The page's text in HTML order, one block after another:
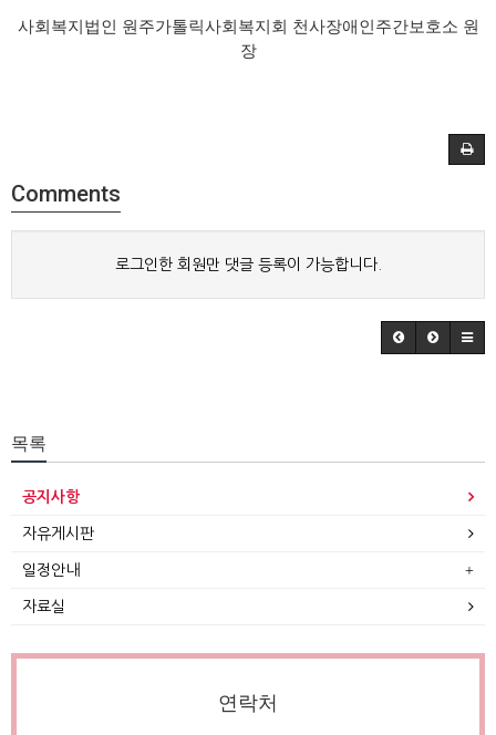
사회복지법인 원주가톨릭사회복지회 천사장애인주간보호소 원
장
Comments
로그인한 회원만 댓글 등록이 가능합니다.
목록
공지사항
자유게시판
일정안내
자료실
연락처